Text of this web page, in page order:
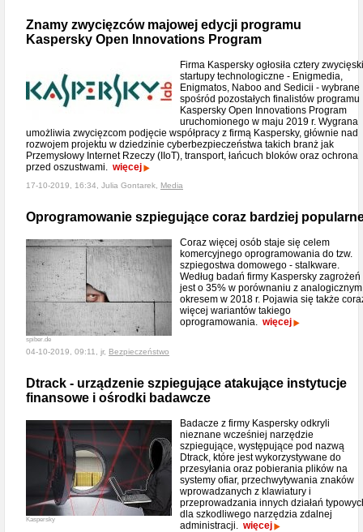
Znamy zwycięzców majowej edycji programu
Kaspersky Open Innovations Program
Firma Kaspersky ogłosiła cztery
startupy technologiczne - Enigmedia,
Enigmatos, Naboo and Sedicii - wybrane
spośród pozostałych finalistów programu
Kaspersky Open Innovations Program
uruchomionego w maju 2019 r. Wygrana
umożliwia zwycięzcom podjęcie współpracy z firmą Kaspersky, głównie nad
rozwojem projektu w dziedzinie cyberbezpieczeństwa takich branż jak
Przemysłowy Internet Rzeczy (IIoT), transport, łańcuch bloków oraz ochrona
przed oszustwami. więcej
17-10-2019, 16:34, Julia Gontarek, Media
Oprogramowanie szpiegujące coraz bardziej
spiber.de
Coraz więcej osób staje się celem
komercyjnego oprogramowania do tzw.
szpiegostwa domowego - stalkware.
Według badań firmy Kaspersky zagrożeń
jest o 35% w porównaniu z analogicznym
okresem w 2018 r. Pojawia się także
więcej wariantów takiego
oprogramowania. więcej
04-10-2019, 09:11, jr, Bezpieczeństwo
Dtrack - urządzenie szpiegujące atakujące instytucje
finansowe i ośrodki badawcze
Kaspersky
Badacze z firmy Kaspersky odkryli
nieznane wcześniej narzędzie
szpiegujące, występujące pod nazwą
Dtrack, które jest wykorzystywane do
przesyłania oraz pobierania plików na
systemy ofiar, przechwytywania znaków
wprowadzanych z klawiatury i
przeprowadzania innych działań
dla szkodliwego narzędzia zdalnej
administracji. więcej